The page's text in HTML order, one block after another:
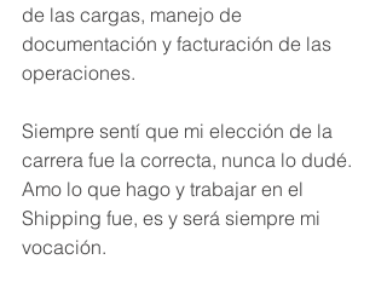
de las cargas, manejo de
documentación y facturación de las
operaciones.
Siempre sentí que mi elección de la
carrera fue la correcta, nunca lo dudé.
Amo lo que hago y trabajar en el
Shipping fue, es y será siempre mi
vocación.